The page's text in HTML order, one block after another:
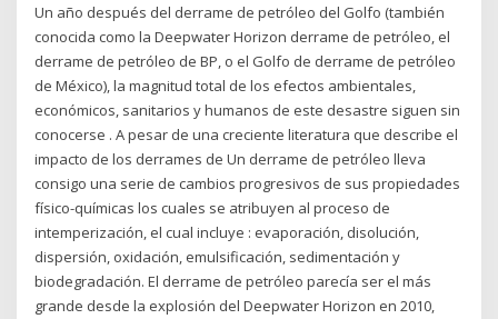
Un año después del derrame de petróleo del Golfo (también
conocida como la Deepwater Horizon derrame de petróleo, el
derrame de petróleo de BP, o el Golfo de derrame de petróleo
de México), la magnitud total de los efectos ambientales,
económicos, sanitarios y humanos de este desastre siguen sin
conocerse . A pesar de una creciente literatura que describe el
impacto de los derrames de Un derrame de petróleo lleva
consigo una serie de cambios progresivos de sus propiedades
físico-químicas los cuales se atribuyen al proceso de
intemperización, el cual incluye : evaporación, disolución,
dispersión, oxidación, emulsificación, sedimentación y
biodegradación. El derrame de petróleo parecía ser el más
grande desde la explosión del Deepwater Horizon en 2010,